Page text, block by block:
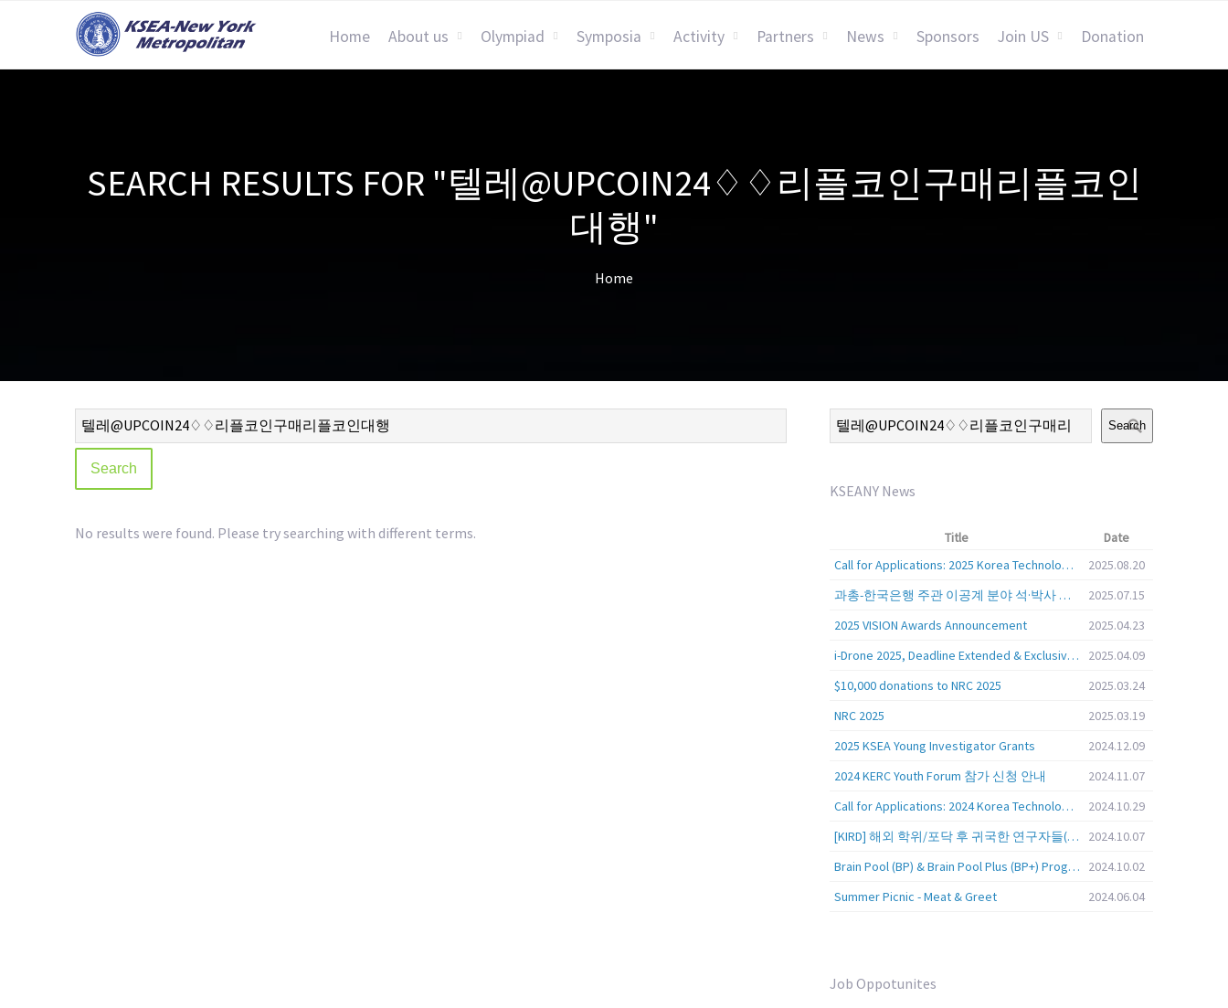
Home About us Olympiad Symposia Activity Partners News Sponsors Join US Donation
SEARCH RESULTS FOR "텔레@UPCOIN24♢♢리플코인구매리플코인
대행"
Home
No results were found. Please try searching with different terms.
Search
KSEANY News
Title
Date
Call for Applications: 2025 Korea Technology Advisory Group (K-TAG)
2025.08.20
과총-한국은행 주관 이공계 분야 석·박사 학위자 대상 서베이
2025.07.15
2025 VISION Awards Announcement
2025.04.23
i-Drone 2025, Deadline Extended & Exclusive Opportunity to Travel to Korea!
2025.04.09
$10,000 donations to NRC 2025
2025.03.24
NRC 2025
2025.03.19
2025 KSEA Young Investigator Grants
2024.12.09
2024 KERC Youth Forum 참가 신청 안내
2024.11.07
Call for Applications: 2024 Korea Technology Advisory Group (K-TAG)
2024.10.29
[KIRD] 해외 학위/포닥 후 귀국한 연구자들(학교, 출연(연), 기업)의 경력개발 경험 공유 줌 세미나 안내
2024.10.07
Brain Pool (BP) & Brain Pool Plus (BP+) Programs
2024.10.02
Summer Picnic - Meat & Greet
2024.06.04
Job Oppotunites